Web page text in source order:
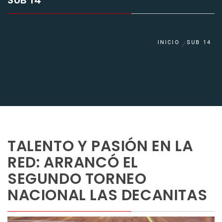
INICIO SUB 14
TALENTO Y PASIÓN EN LA
RED: ARRANCÓ EL
SEGUNDO TORNEO
NACIONAL LAS DECANITAS